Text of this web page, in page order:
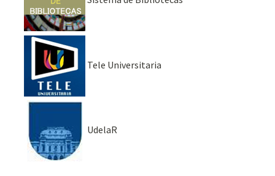
Tele Universitaria
UdelaR